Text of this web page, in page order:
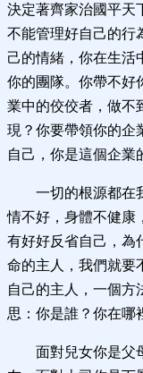
決定著齊家治國平天
不能管理好自己的行
己的情緒，你在生活
你的團隊。你帶不好
業中的佼佼者，做不
現？你要帶領你的企
自己，你是這個企業
一切的根源都在
情不好，身體不健康
有好好反省自己，為
命的主人，我們就要
自己的主人，一個方
思：你是誰？你在哪
面對兒女你是父